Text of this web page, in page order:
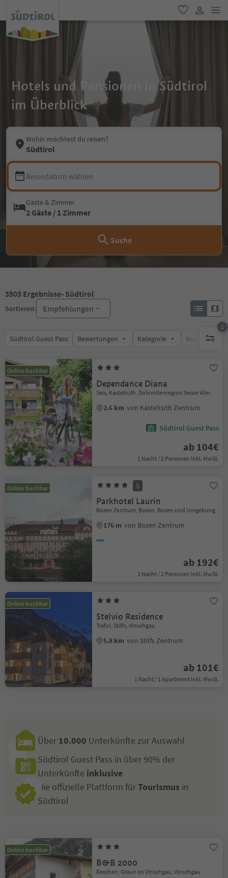
favorit
user link
Hotels und Pensionen in Südtirol
im Überblick
Wohin möchtest du reisen?
Südtirol
Reisedatum wählen
Gäste & Zimmer
2 Gäste / 1 Zimmer
Suche
3503 Ergebnisse- Südtirol
Sortieren: Empfehlungen
Südtirol Guest Pass Bewertungen Kategorie
1
1
Online buchbar
Dependance Diana
Seis, Kastelruth, Dolomitenregion Seiser Alm
2.6 km von Kastelruth Zentrum
Südtirol Guest Pass
ab 104€
1 Nacht / 2 Personen Inkl. MwSt.
Online buchbar S
Parkhotel Laurin
Bozen Zentrum, Bozen, Bozen und Umgebung
176 m von Bozen Zentrum
ab 192€
1 Nacht / 2 Personen Inkl. MwSt.
Online buchbar
Stelvio Residence
Trafoi, Stilfs, Vinschgau
5.8 km von Stilfs Zentrum
ab 101€
1 Nacht / 1 Apartment Inkl. MwSt.
Über 10.000 Unterkünfte zur Auswahl
Südtirol Guest Pass in über 90% der
Unterkünfte inklusive
Die offizielle Plattform fürTourismus in
Südtirol
Online buchbar
B&B 2000
Reschen, Graun im Vinschgau, Vinschgau